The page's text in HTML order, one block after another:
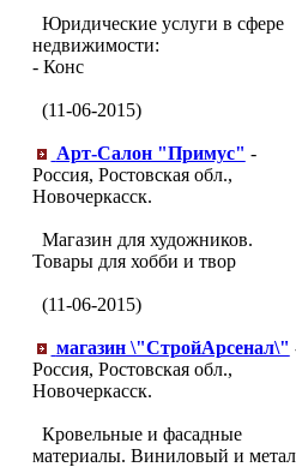
Юридические услуги в сфере
недвижимости:
- Конс
(11-06-2015)
Арт-Салон "Примус" -
Россия, Ростовская обл.,
Новочеркасск.
Магазин для художников.
Товары для хобби и твор
(11-06-2015)
магазин \"СтройАрсенал\"
Россия, Ростовская обл.,
Новочеркасск.
Кровельные и фасадные
материалы. Виниловый и метал